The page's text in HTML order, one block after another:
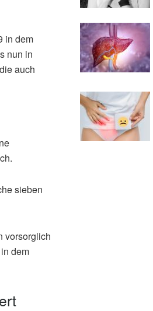
in dem
nun in
auch
sieben
vorsorglich
dem